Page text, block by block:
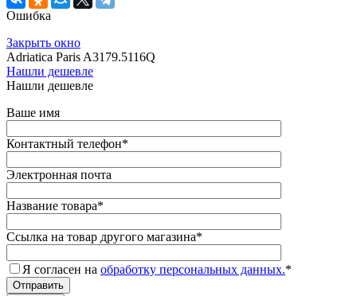
Ошибка
Закрыть окно
Adriatica Paris A3179.5116Q
Нашли дешевле
Нашли дешевле
Ваше имя
Контактный телефон*
Электронная почта
Название товара*
Ссылка на товар другого магазина*
Я согласен на обработку персональных данных.*